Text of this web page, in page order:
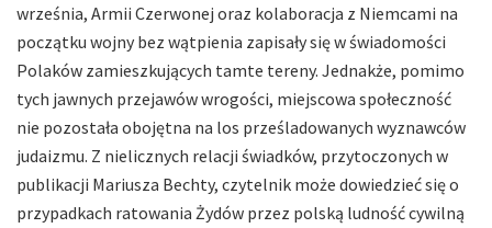
września, Armii Czerwonej oraz kolaboracja z Niemcami na
początku wojny bez wątpienia zapisały się w świadomości
Polaków zamieszkujących tamte tereny. Jednakże, pomimo
tych jawnych przejawów wrogości, miejscowa społeczność
nie pozostała obojętna na los prześladowanych wyznawców
judaizmu. Z nielicznych relacji świadków, przytoczonych w
publikacji Mariusza Bechty, czytelnik może dowiedzieć się o
przypadkach ratowania Żydów przez polską ludność cywilną